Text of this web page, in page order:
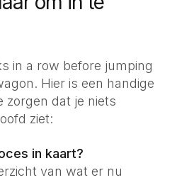
in a row before jumping
Hier is een handige
zorgen dat je niets
ziet:
in kaart?
van wat er nu